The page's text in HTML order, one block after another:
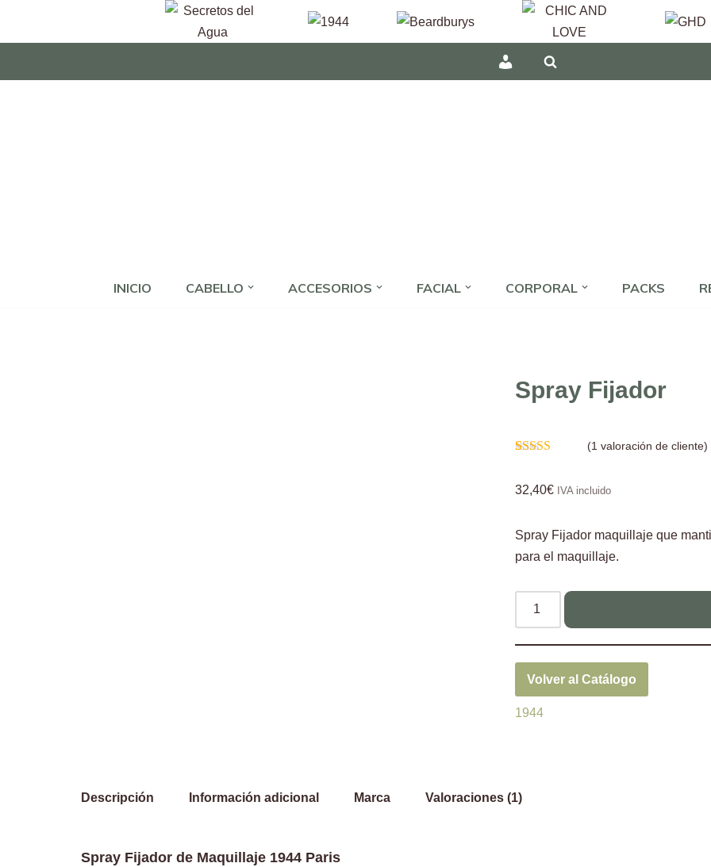
INICIAR
INICIO CABELLO ACCESORIOS FACIAL CORPORAL PACKS
Spray Fijador
base a
(1 valoración de cliente)
32,40€ IVA incluido
Spray Fijador maquillaje que
para el maquillaje.
Volver al Catálogo
1944
Descripción Información adicional Marca Valoraciones (1)
Spray Fijador de Maquillaje 1944 Paris